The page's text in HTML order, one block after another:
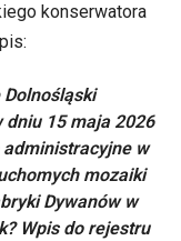
konserwatora
dniu 15 maja 2026
w
mozaiki
Dywanów w
Wpis do rejestru